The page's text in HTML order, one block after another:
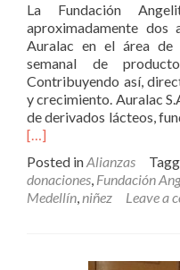
La Fundación
aproximadamente
Auralac en el área de
semanal de
Contribuyendo así,
y crecimiento. Auralac
de derivados lácteos,
Read
about
Auralac,
un
[…]
Posted inAlianzas
donaciones, Fundación
Medellín,niñez Leave a